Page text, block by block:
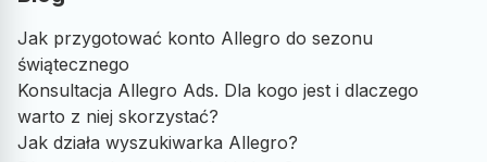
Jak przygotować konto Allegro do sezonu
świątecznego
Konsultacja Allegro Ads. Dla kogo jest i dlaczego
warto z niej skorzystać?
Jak działa wyszukiwarka Allegro?